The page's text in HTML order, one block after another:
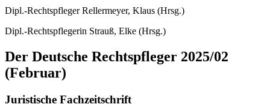
Dipl.-Rechtspfleger Rellermeyer, Klaus (Hrsg.)
Dipl.-Rechtspflegerin Strauß, Elke (Hrsg.)
Der Deutsche Rechtspfleger 2025/02
(Februar)
Juristische Fachzeitschrift